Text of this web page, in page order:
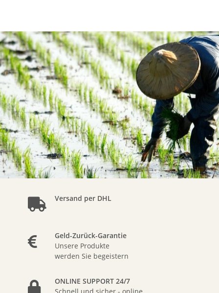
Versand per DHL
Geld-Zurück-Garantie
Unsere Produkte
werden Sie begeistern
ONLINE SUPPORT 24/7